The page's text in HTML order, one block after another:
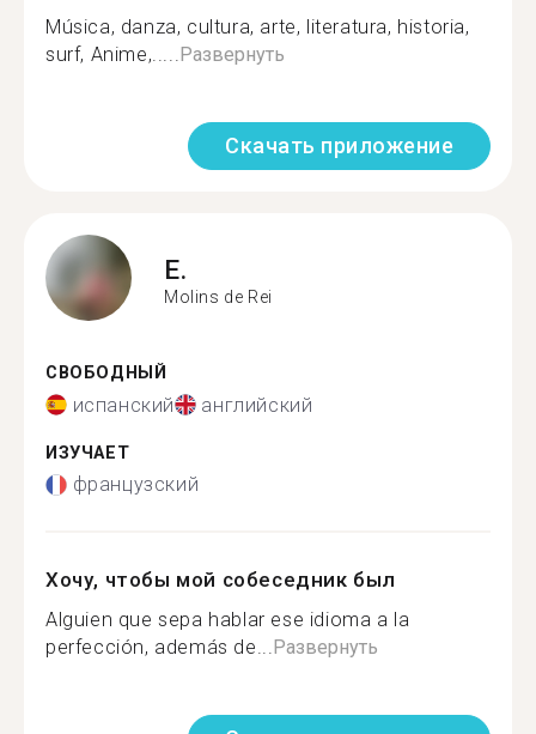
Música, danza, cultura, arte, literatura, historia,
surf, Anime,.....Развернуть
Скачать приложение
E.
Molins de Rei
СВОБОДНЫЙ
испанский английский
ИЗУЧАЕТ
французский
Хочу, чтобы мой собеседник был
Alguien que sepa hablar ese idioma a la
perfección, además de...Развернуть